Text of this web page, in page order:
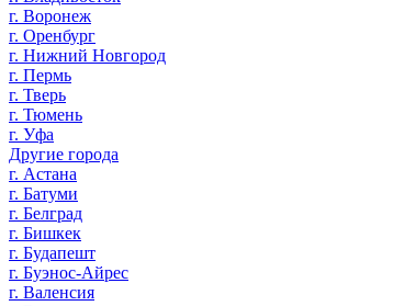
г. Воронеж
г. Оренбург
г. Нижний Новгород
г. Пермь
г. Тверь
г. Тюмень
г. Уфа
Другие города
г. Астана
г. Батуми
г. Белград
г. Бишкек
г. Будапешт
г. Буэнос-Айрес
г. Валенсия